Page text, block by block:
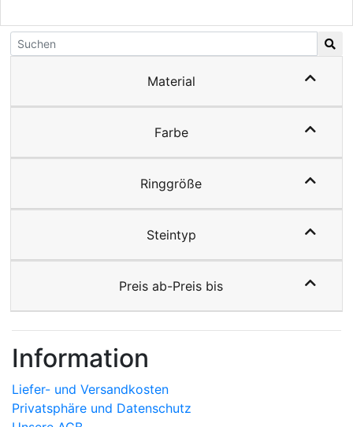
Material
Farbe
Ringgröße
Steintyp
Preis ab-Preis bis
Information
Liefer- und Versandkosten
Privatsphäre und Datenschutz